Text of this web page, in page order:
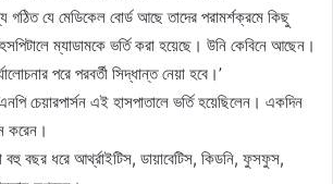
গঠিত যে মেডিকেল বোর্ড আছে তাদের পরামর্শক্রমে কিছু
ম্যাডামকে ভর্তি করা হয়েছে। উনি কেবিনে আছেন।
পরে পরবর্তী সিদ্ধান্ত নেয়া হবে।’
চেয়ারপার্সন এই হাসপাতালে ভর্তি হয়েছিলেন। একদিন
করেন।
বহু বছর ধরে আর্থ্রাইটিস, ডায়াবেটিস, কিডনি, ফুসফুস,